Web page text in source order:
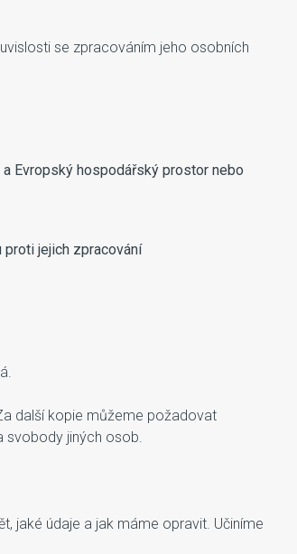
se zpracováním jeho osobních
Evropský hospodářský prostor nebo
proti jejich zpracování
další kopie můžeme požadovat
svobody jiných osob.
jaké údaje a jak máme opravit. Učiníme